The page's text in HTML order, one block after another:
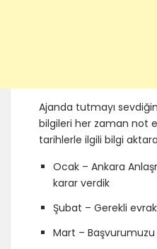
Ajanda tutmayı
bilgileri her zaman not
tarihlerle ilgili bilgi
Ocak – Ankara
karar verdik
Şubat – Gerekli
Mart –